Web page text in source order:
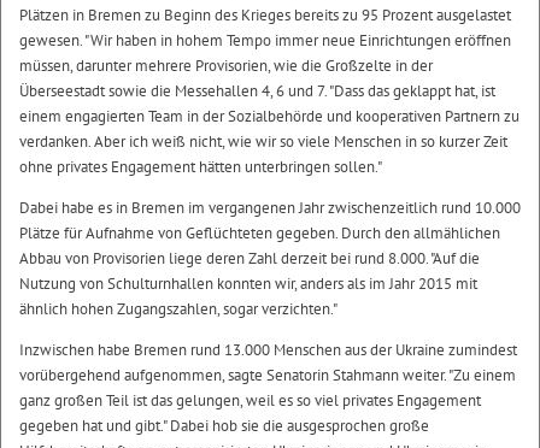
Plätzen in Bremen zu Beginn des Krieges bereits zu 95 Prozent ausgelastet
gewesen. "Wir haben in hohem Tempo immer neue Einrichtungen eröffnen
müssen, darunter mehrere Provisorien, wie die Großzelte in der
Überseestadt sowie die Messehallen 4, 6 und 7. "Dass das geklappt hat, ist
einem engagierten Team in der Sozialbehörde und kooperativen Partnern zu
verdanken. Aber ich weiß nicht, wie wir so viele Menschen in so kurzer Zeit
ohne privates Engagement hätten unterbringen sollen."
Dabei habe es in Bremen im vergangenen Jahr zwischenzeitlich rund 10.000
Plätze für Aufnahme von Geflüchteten gegeben. Durch den allmählichen
Abbau von Provisorien liege deren Zahl derzeit bei rund 8.000. "Auf die
Nutzung von Schulturnhallen konnten wir, anders als im Jahr 2015 mit
ähnlich hohen Zugangszahlen, sogar verzichten."
Inzwischen habe Bremen rund 13.000 Menschen aus der Ukraine zumindest
vorübergehend aufgenommen, sagte Senatorin Stahmann weiter. "Zu einem
ganz großen Teil ist das gelungen, weil es so viel privates Engagement
gegeben hat und gibt." Dabei hob sie die ausgesprochen große